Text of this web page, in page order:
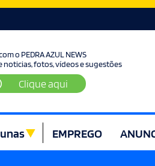
o PEDRA AZUL NEWS
noticias, fotos, vídeos e sugestões
Clique aqui
EMPREGO